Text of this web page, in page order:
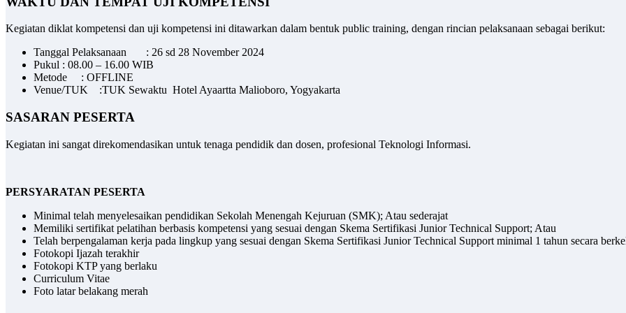
Kegiatan diklat kompetensi dan uji kompetensi ini ditawarkan dalam bentuk public training, dengan rincian pelaksanaan sebagai berikut:
Tanggal Pelaksanaan : 26 sd 28 November 2024
Pukul : 08.00 – 16.00 WIB
Metode : OFFLINE
Venue/TUK :TUK Sewaktu Hotel Ayaartta Malioboro, Yogyakarta
SASARAN PESERTA
Kegiatan ini sangat direkomendasikan untuk tenaga pendidik dan dosen, profesional Teknologi Informasi.
PERSYARATAN PESERTA
Minimal telah menyelesaikan pendidikan Sekolah Menengah Kejuruan (SMK); Atau sederajat
Memiliki sertifikat pelatihan berbasis kompetensi yang sesuai dengan Skema Sertifikasi Junior Technical Support; Atau
Telah berpengalaman kerja pada lingkup yang sesuai dengan Skema Sertifikasi Junior Technical Support minimal 1 tahun secara
Fotokopi Ijazah terakhir
Fotokopi KTP yang berlaku
Curriculum Vitae
Foto latar belakang merah